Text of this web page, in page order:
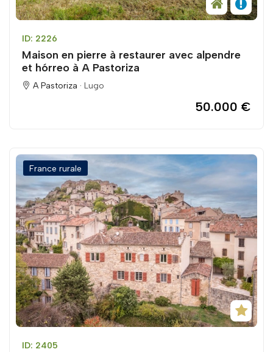
ID: 2226
Maison en pierre à restaurer avec alpendre
et hórreo à A Pastoriza
A Pastoriza · Lugo
50.000 €
France rurale
ID: 2405